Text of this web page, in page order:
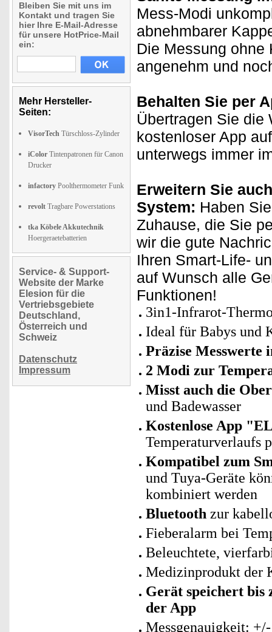
Bleiben Sie mit uns im
Kontakt und tragen Sie
hier Ihre E-Mail-Adresse
für unsere HotPrice-Mail
ein:
Mehr Hersteller-
Seiten:
VisorTech Türschloss-Zylinder
iColor Tintenpatronen für Canon
Drucker
infactory Poolthermometer Funk
revolt Tragbare Powerstations
tka Köbele Akkutechnik
Hoergeraetebatterien
Service- & Support-
Website der Marke
Elesion für die
Vertriebsgebiete
Deutschland,
Österreich und
Schweiz
Datenschutz
Impressum
Mess-Modi
abnehmbarer
Die Messung ohne
angenehm und
Behalten Sie per
Übertragen Sie die
kostenloser App
unterwegs immer
Erweitern Sie
System: Haben
Zuhause, die Sie
wir die gute
Ihren Smart-Life-
auf Wunsch alle
Funktionen!
3in1-Infrarot-
Ideal für Babys und
Präzise Messwerte
2 Modi zur
Misst auch die
und Badewasser
Kostenlose App
Temperaturverlaufs
Kompatibel zum
und Tuya-Geräte
kombiniert werden
Bluetooth zur
Fieberalarm bei
Beleuchtete,
Medizinprodukt der
Gerät speichert bis
der App
Messgenauigkeit: